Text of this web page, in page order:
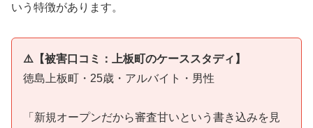
いう特徴があります。
⚠️【被害口コミ：上板町のケーススタディ】
徳島上板町・25歳・アルバイト・男性
「新規オープンだから審査甘いという書き込みを見